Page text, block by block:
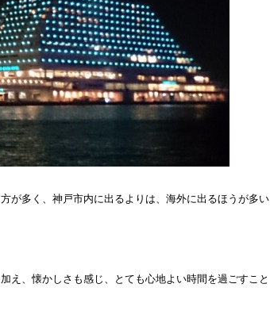
が多く、神戸市内に出るよりは、海外に出るほうが多い
、懐かしさも感じ、とても心地よい時間を過ごすこと